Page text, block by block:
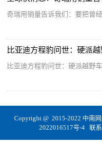
奇瑞用销量告诉我们：要把曾
比亚迪方程豹问世：硬派越野
Copyright @ 2015-2022 中南
2022016517号-4联系